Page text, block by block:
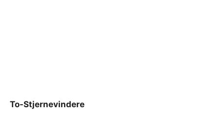
To-Stjernevindere